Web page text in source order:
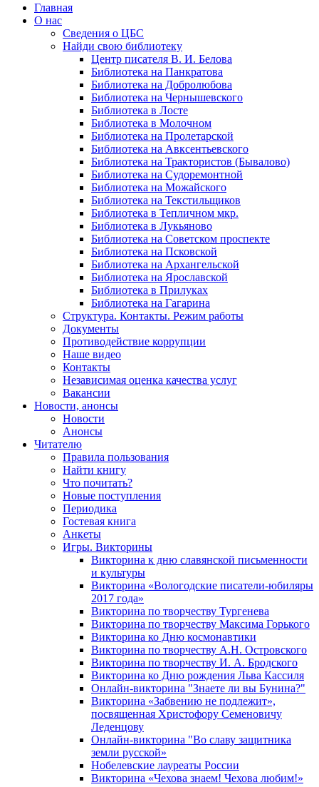
Главная
О нас
Сведения о ЦБС
Найди свою библиотеку
Центр писателя В. И. Белова
Библиотека на Панкратова
Библиотека на Добролюбова
Библиотека на Чернышевского
Библиотека в Лосте
Библиотека в Молочном
Библиотека на Пролетарской
Библиотека на Авксентьевского
Библиотека на Трактористов (Бывалово)
Библиотека на Судоремонтной
Библиотека на Можайского
Библиотека на Текстильщиков
Библиотека в Тепличном мкр.
Библиотека в Лукьяново
Библиотека на Советском проспекте
Библиотека на Псковской
Библиотека на Архангельской
Библиотека на Ярославской
Библиотека в Прилуках
Библиотека на Гагарина
Структура. Контакты. Режим работы
Документы
Противодействие коррупции
Наше видео
Контакты
Независимая оценка качества услуг
Вакансии
Новости, анонсы
Новости
Анонсы
Читателю
Правила пользования
Найти книгу
Что почитать?
Новые поступления
Периодика
Гостевая книга
Анкеты
Игры. Викторины
Викторина к дню славянской письменности
и культуры
Викторина «Вологодские писатели-юбиляры
2017 года»
Викторина по творчеству Тургенева
Викторина по творчеству Максима Горького
Викторина ко Дню космонавтики
Викторина по творчеству А.Н. Островского
Викторина по творчеству И. А. Бродского
Викторина ко Дню рождения Льва Кассиля
Онлайн-викторина "Знаете ли вы Бунина?"
Викторина «Забвению не подлежит»,
посвященная Христофору Семеновичу
Леденцову
Онлайн-викторина "Во славу защитника
земли русской»
Нобелевские лауреаты России
Викторина «Чехова знаем! Чехова любим!»